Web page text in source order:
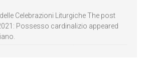
Celebrazioni Liturgiche The post
Possesso cardinalizio appeared